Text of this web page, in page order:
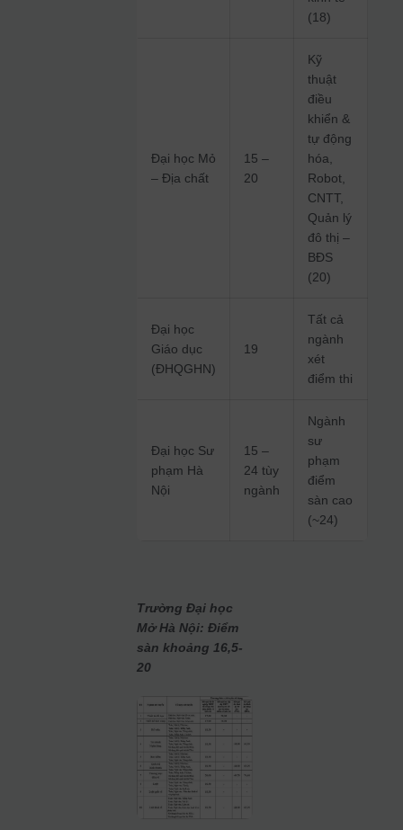
(18)
Đại học Mỏ
– Địa chất
15 –
20
Kỹ
thuật
điều
khiển &
tự động
hóa,
Robot,
CNTT,
Quản lý
đô thị –
BĐS
(20)
Đại học
Giáo dục
(ĐHQGHN)
19
Tất cả
ngành
xét
điểm thi
Đại học Sư
phạm Hà
Nội
15 –
24 tùy
ngành
Ngành
sư
phạm
điểm
sàn cao
(~24)
Trường Đại học
Mở Hà Nội: Điểm
sàn khoảng 16,5-
20